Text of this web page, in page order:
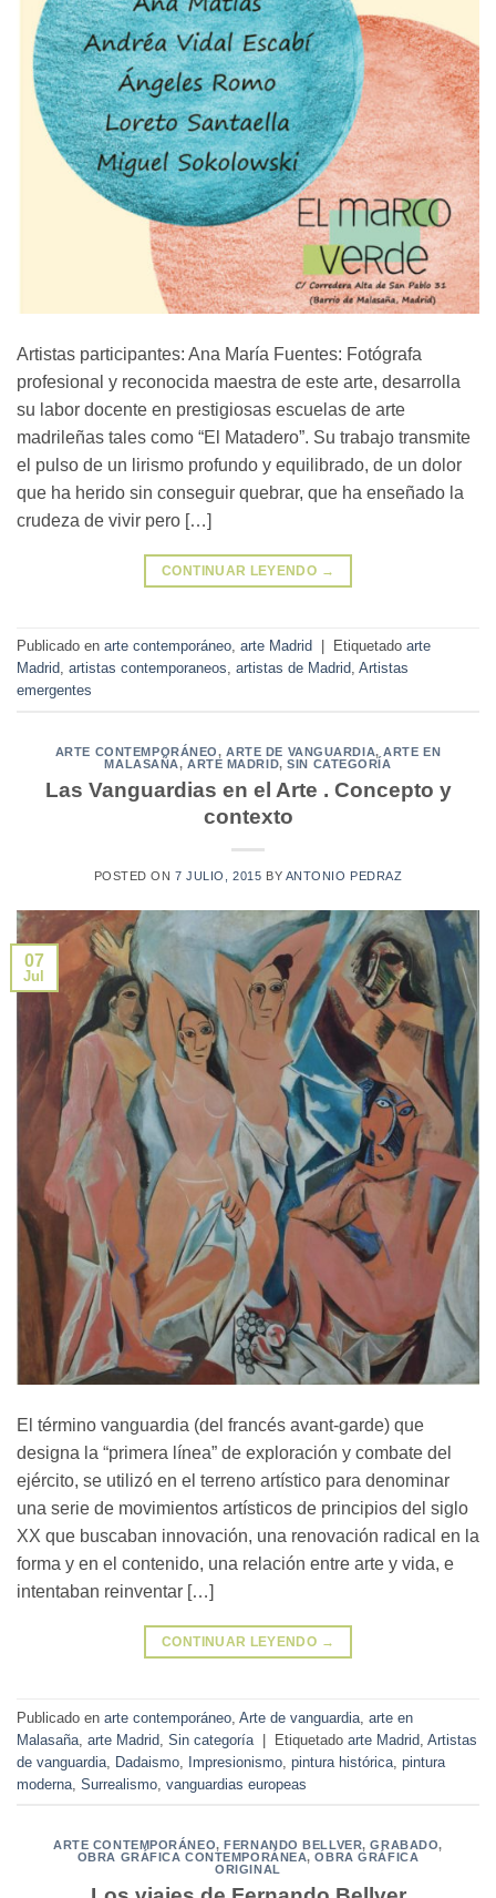
Artistas participantes: Ana María Fuentes: Fotógrafa
profesional y reconocida maestra de este arte, desarrolla
su labor docente en prestigiosas escuelas de arte
madrileñas tales como “El Matadero”. Su trabajo transmite
el pulso de un lirismo profundo y equilibrado, de un dolor
que ha herido sin conseguir quebrar, que ha enseñado la
crudeza de vivir pero […]
CONTINUAR LEYENDO →
Publicado en arte contemporáneo, arte Madrid Etiquetado arte
Madrid, artistas contemporaneos, artistas de Madrid, Artistas
emergentes
ARTE CONTEMPORÁNEO,ARTE DE VANGUARDIA,ARTE EN
MALASAÑA,ARTE MADRID,SIN CATEGORÍA
Las Vanguardias en el Arte . Concepto y
contexto
POSTED ON7 JULIO, 2015 BY ANTONIO PEDRAZ
07
Jul
El término vanguardia (del francés avant-garde) que
designa la “primera línea” de exploración y combate del
ejército, se utilizó en el terreno artístico para denominar
una serie de movimientos artísticos de principios del siglo
XX que buscaban innovación, una renovación radical en la
forma y en el contenido, una relación entre arte y vida, e
intentaban reinventar […]
CONTINUAR LEYENDO →
Publicado en arte contemporáneo Arte de vanguardia arte en
Malasaña arte Madrid Sin categoría Etiquetado arte Madrid Artistas
de vanguardia
Dadaismo Impresionismo pintura histórica pintura
moderna Surrealismo vanguardias europeas
ARTE CONTEMPORÁNEO, FERNANDO BELLVER,GRABADO,
OBRA GRÁFICA CONTEMPORÁNEA,OBRA GRÁFICA
ORIGINAL